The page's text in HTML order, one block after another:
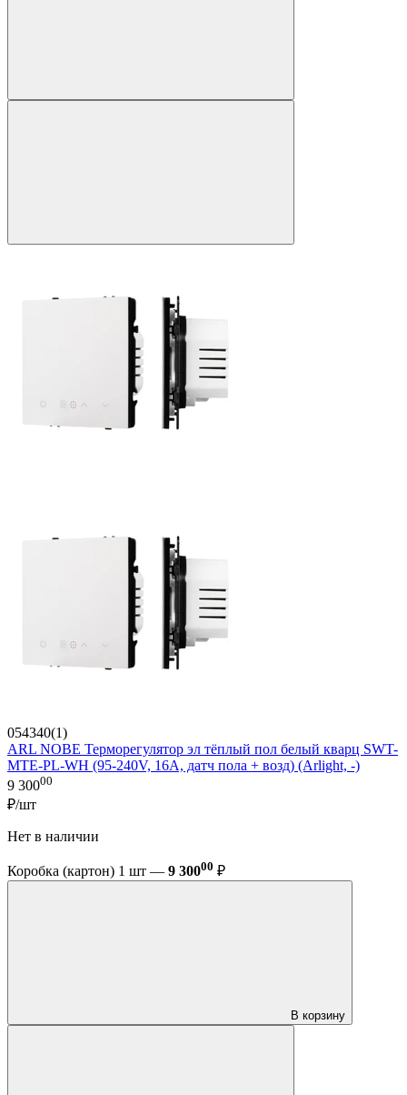
054340(1)
ARL NOBE Терморегулятор эл тёплый пол белый кварц SWT-
MTE-PL-WH (95-240V, 16A, датч пола + возд) (Arlight, -)
9 30000
₽/шт
Нет в наличии
Коробка (картон) 1 шт — 9 30000 ₽
В корзину